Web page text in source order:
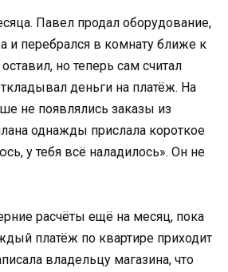
Павел продал оборудование,
и перебрался в комнату ближе к
но теперь сам считал
деньги на платёж. На
не появлялись заказы из
однажды прислала короткое
у тебя всё наладилось». Он не
расчёты ещё на месяц, пока
платёж по квартире приходит
владельцу магазина, что